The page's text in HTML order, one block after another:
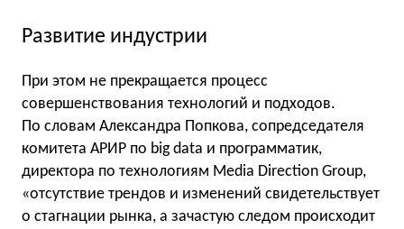
Развитие индустрии
При этом не прекращается процесс
совершенствования технологий и подходов.
По словам Александра Попкова, сопредседателя
комитета АРИР по big data и программатик,
директора по технологиям Media Direction Group,
«отсутствие трендов и изменений свидетельствует
о стагнации рынка, а зачастую следом происходит